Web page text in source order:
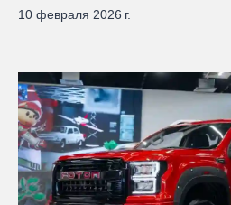
10 февраля 2026 г.